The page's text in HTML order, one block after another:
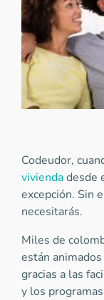
Codeudor,
viviendadesde
excepción. Sin
necesitarás.
Miles de
están animados
gracias a las
y los